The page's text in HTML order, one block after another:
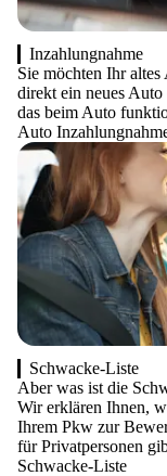
Inzahlungnahme
Sie möchten Ihr
direkt ein neues
das beim Auto
Auto
Schwacke-Liste
Aber was ist die
Wir erklären Ihnen,
Ihrem Pkw zur
für Privatpersonen
Schwacke-Liste